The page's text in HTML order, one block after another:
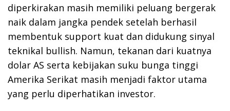
diperkirakan masih memiliki peluang bergerak
naik dalam jangka pendek setelah berhasil
membentuk support kuat dan didukung sinyal
teknikal bullish. Namun, tekanan dari kuatnya
dolar AS serta kebijakan suku bunga tinggi
Amerika Serikat masih menjadi faktor utama
yang perlu diperhatikan investor.